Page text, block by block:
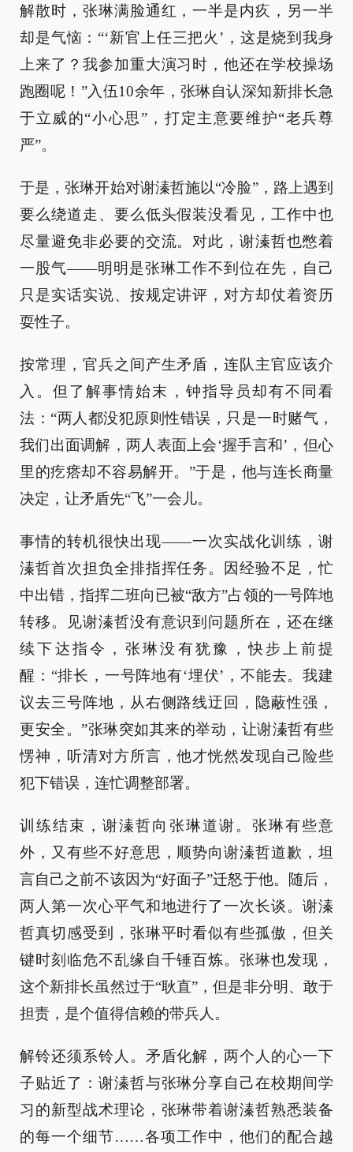
解散时，张琳满脸通红，一半是内疚，另一半
却是气恼：“‘新官上任三把火’，这是烧到我身
上来了？我参加重大演习时，他还在学校操场
跑圈呢！”入伍10余年，张琳自认深知新排长急
于立威的“小心思”，打定主意要维护“老兵尊
严”。
于是，张琳开始对谢溱哲施以“冷脸”，路上遇到
要么绕道走、要么低头假装没看见，工作中也
尽量避免非必要的交流。对此，谢溱哲也憋着
一股气——明明是张琳工作不到位在先，自己
只是实话实说、按规定讲评，对方却仗着资历
耍性子。
按常理，官兵之间产生矛盾，连队主官应该介
入。但了解事情始末，钟指导员却有不同看
法：“两人都没犯原则性错误，只是一时赌气，
我们出面调解，两人表面上会‘握手言和’，但心
里的疙瘩却不容易解开。”于是，他与连长商量
决定，让矛盾先“飞”一会儿。
事情的转机很快出现——一次实战化训练，谢
溱哲首次担负全排指挥任务。因经验不足，忙
中出错，指挥二班向已被“敌方”占领的一号阵地
转移。见谢溱哲没有意识到问题所在，还在继
续下达指令，张琳没有犹豫，快步上前提
醒：“排长，一号阵地有‘埋伏’，不能去。我建
议去三号阵地，从右侧路线迂回，隐蔽性强，
更安全。”张琳突如其来的举动，让谢溱哲有些
愣神，听清对方所言，他才恍然发现自己险些
犯下错误，连忙调整部署。
训练结束，谢溱哲向张琳道谢。张琳有些意
外，又有些不好意思，顺势向谢溱哲道歉，坦
言自己之前不该因为“好面子”迁怒于他。随后，
两人第一次心平气和地进行了一次长谈。谢溱
哲真切感受到，张琳平时看似有些孤傲，但关
键时刻临危不乱缘自千锤百炼。张琳也发现，
这个新排长虽然过于“耿直”，但是非分明、敢于
担责，是个值得信赖的带兵人。
解铃还须系铃人。矛盾化解，两个人的心一下
子贴近了：谢溱哲与张琳分享自己在校期间学
习的新型战术理论，张琳带着谢溱哲熟悉装备
的每一个细节……各项工作中，他们的配合越